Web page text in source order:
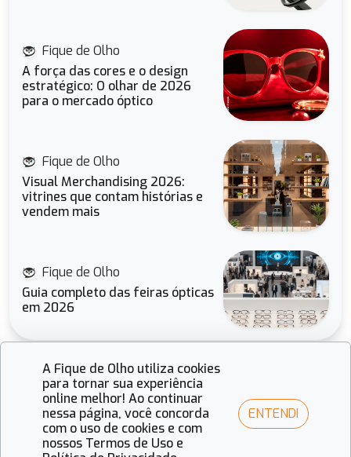
Fique de Olho
A força das cores e o design
estratégico: O olhar de 2026
para o mercado óptico
Fique de Olho
Visual Merchandising 2026:
vitrines que contam histórias e
vendem mais
Fique de Olho
Guia completo das feiras ópticas
em 2026
Receba todas as novidades do setor
A Fique de Olho utiliza cookies
para tornar sua experiência
online melhor! Ao continuar
nessa página, você concorda
com o uso de cookies e com
nossos Termos de Uso e
ENTENDI